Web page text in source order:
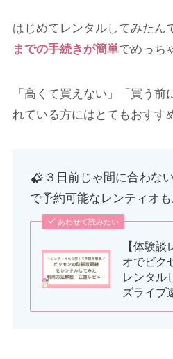
はじめてレンタルしてみたん
までの手続きが簡単でめっち
「高くて買えない」「買う
れている方にはとてもおすす
３日前じゃ間に合わな
で予約可能なレンティオも
あわせて読みたい
【体験
オでビク
レンタル
ズライブ